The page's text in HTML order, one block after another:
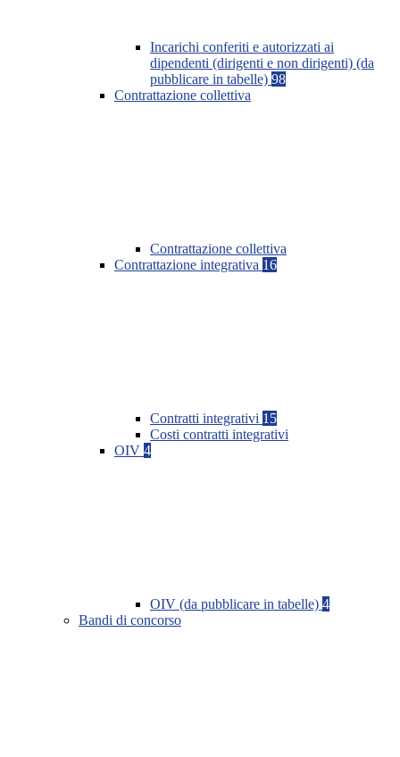
Incarichi conferiti e autorizzati ai
dipendenti (dirigenti e non dirigenti) (da
pubblicare in tabelle) 98
Contrattazione collettiva
Contrattazione collettiva
Contrattazione integrativa 16
Contratti integrativi 15
Costi contratti integrativi
OIV 4
OIV (da pubblicare in tabelle) 4
Bandi di concorso